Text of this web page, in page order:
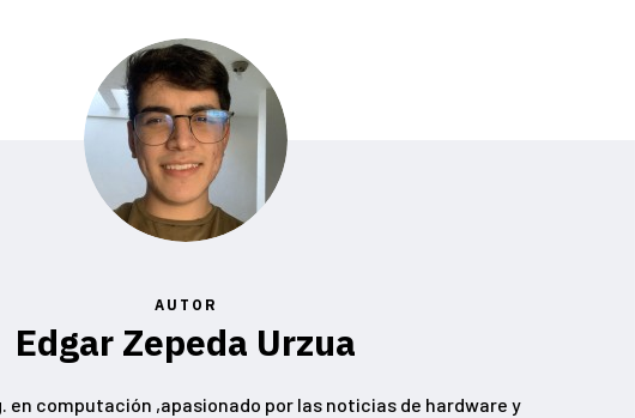
AUTOR
Edgar Zepeda Urzua
en computación ,apasionado por las noticias de hardware y